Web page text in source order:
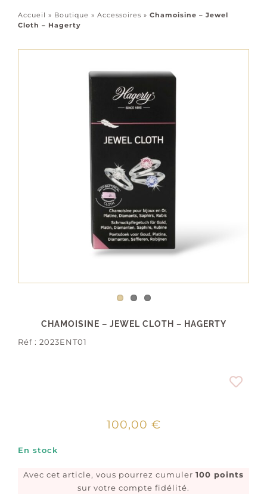
Accessoires
Accueil » Boutique » Accessoires » Chamoisine – Jewel
Cloth – Hagerty
CHAMOISINE – JEWEL CLOTH – HAGERTY
Réf : 2023ENT01
100,00 €
En stock
Avec cet article, vous pourrez cumuler 100 points
sur votre compte fidélité.